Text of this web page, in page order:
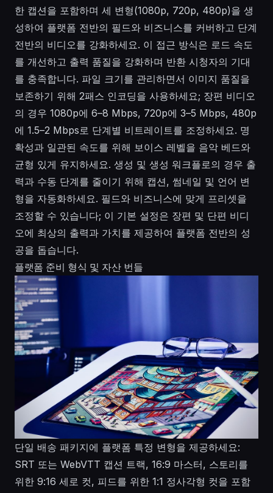
한 캡션을 포함하며 세 변형(1080p, 720p, 480p)을 생
성하여 플랫폼 전반의 필드와 비즈니스를 커버하고 단계
전반의 비디오를 강화하세요. 이 접근 방식은 로드 속도
를 개선하고 출력 품질을 강화하며 반환 시청자의 기대
를 충족합니다. 파일 크기를 관리하면서 이미지 품질을
보존하기 위해 2패스 인코딩을 사용하세요; 장편 비디오
의 경우 1080p에 6–8 Mbps, 720p에 3–5 Mbps, 480p
에 1.5–2 Mbps로 단계별 비트레이트를 조정하세요. 명
확성과 일관된 속도를 위해 보이스 레벨을 음악 베드와
균형 있게 유지하세요. 생성 및 생성 워크플로의 경우 출
력과 수동 단계를 줄이기 위해 캡션, 썸네일 및 언어 변
형을 자동화하세요. 필드와 비즈니스에 맞게 프리셋을
조정할 수 있습니다; 이 기본 설정은 장편 및 단편 비디
오에 최상의 출력과 가치를 제공하여 플랫폼 전반의 성
공을 돕습니다.
플랫폼 준비 형식 및 자산 번들
단일 배송 패키지에 플랫폼 특정 변형을 제공하세요:
SRT 또는 WebVTT 캡션 트랙, 16:9 마스터, 스토리를
위한 9:16 세로 컷, 피드를 위한 1:1 정사각형 컷을 포함